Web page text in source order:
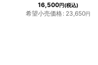
16,500円(税込)
希望小売価格: 23,650円